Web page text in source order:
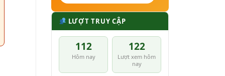
LƯỢT TRUY CẬP
112
Hôm nay
122
Lượt xem hôm
nay